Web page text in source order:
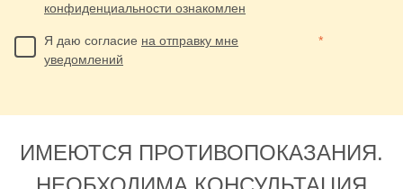
конфиденциальности ознакомлен
Я даю согласие на отправку мне
уведомлений
*
ИМЕЮТСЯ ПРОТИВОПОКАЗАНИЯ.